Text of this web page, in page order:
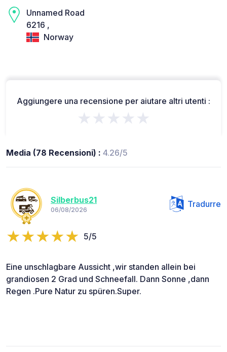
Unnamed Road
6216 ,
Norway
Aggiungere una recensione per aiutare altri utenti :
★★★★★
Media (78 Recensioni) : 4.26/5
Silberbus21
06/08/2026
Tradurre
5/5
Eine unschlagbare Aussicht ,wir standen allein bei
grandiosen 2 Grad und Schneefall. Dann Sonne ,dann
Regen .Pure Natur zu spüren.Super.